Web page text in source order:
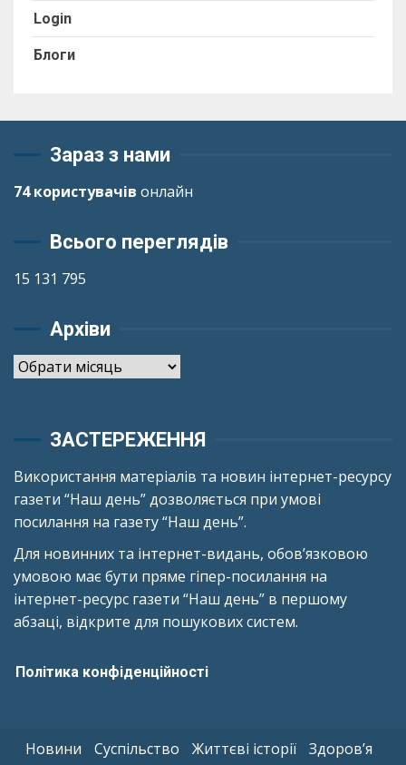
Login
Блоги
Зараз з нами
74 користувачів онлайн
Всього переглядів
15 131 795
Архіви
Архіви
ЗАСТЕРЕЖЕННЯ
Використання матеріалів та новин інтернет-ресурсу
газети “Наш день” дозволяється при умові
посилання на газету “Наш день”.
Для новинних та інтернет-видань, обов’язковою
умовою має бути пряме гіпер-посилання на
інтернет-ресурс газети “Наш день” в першому
абзаці, відкрите для пошукових систем.
Політика конфіденційності
Новини Суспільство Життєві історії
Здоров’я